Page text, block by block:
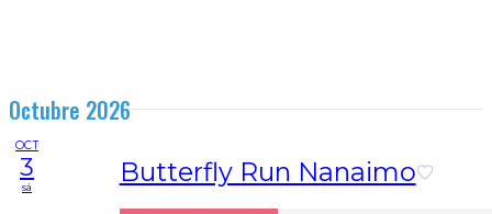
Octubre 2026
OCT
3
sá Butterfly Run Nanaimo